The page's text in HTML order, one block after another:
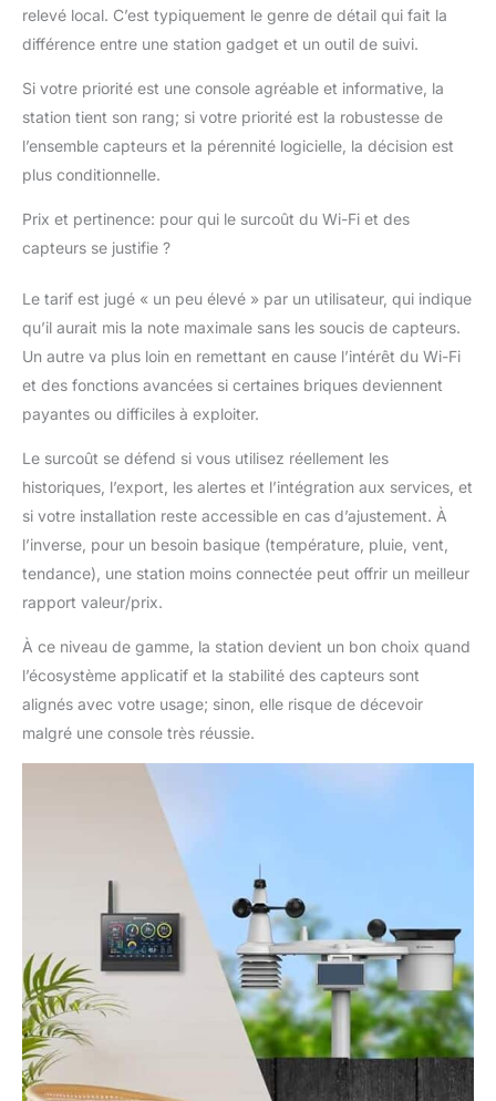
relevé local. C’est typiquement le genre de détail qui fait la
différence entre une station gadget et un outil de suivi.
Si votre priorité est une console agréable et informative, la
station tient son rang; si votre priorité est la robustesse de
l’ensemble capteurs et la pérennité logicielle, la décision est
plus conditionnelle.
Prix et pertinence: pour qui le surcoût du Wi-Fi et des
capteurs se justifie ?
Le tarif est jugé « un peu élevé » par un utilisateur, qui indique
qu’il aurait mis la note maximale sans les soucis de capteurs.
Un autre va plus loin en remettant en cause l’intérêt du Wi-Fi
et des fonctions avancées si certaines briques deviennent
payantes ou difficiles à exploiter.
Le surcoût se défend si vous utilisez réellement les
historiques, l’export, les alertes et l’intégration aux services, et
si votre installation reste accessible en cas d’ajustement. À
l’inverse, pour un besoin basique (température, pluie, vent,
tendance), une station moins connectée peut offrir un meilleur
rapport valeur/prix.
À ce niveau de gamme, la station devient un bon choix quand
l’écosystème applicatif et la stabilité des capteurs sont
alignés avec votre usage; sinon, elle risque de décevoir
malgré une console très réussie.